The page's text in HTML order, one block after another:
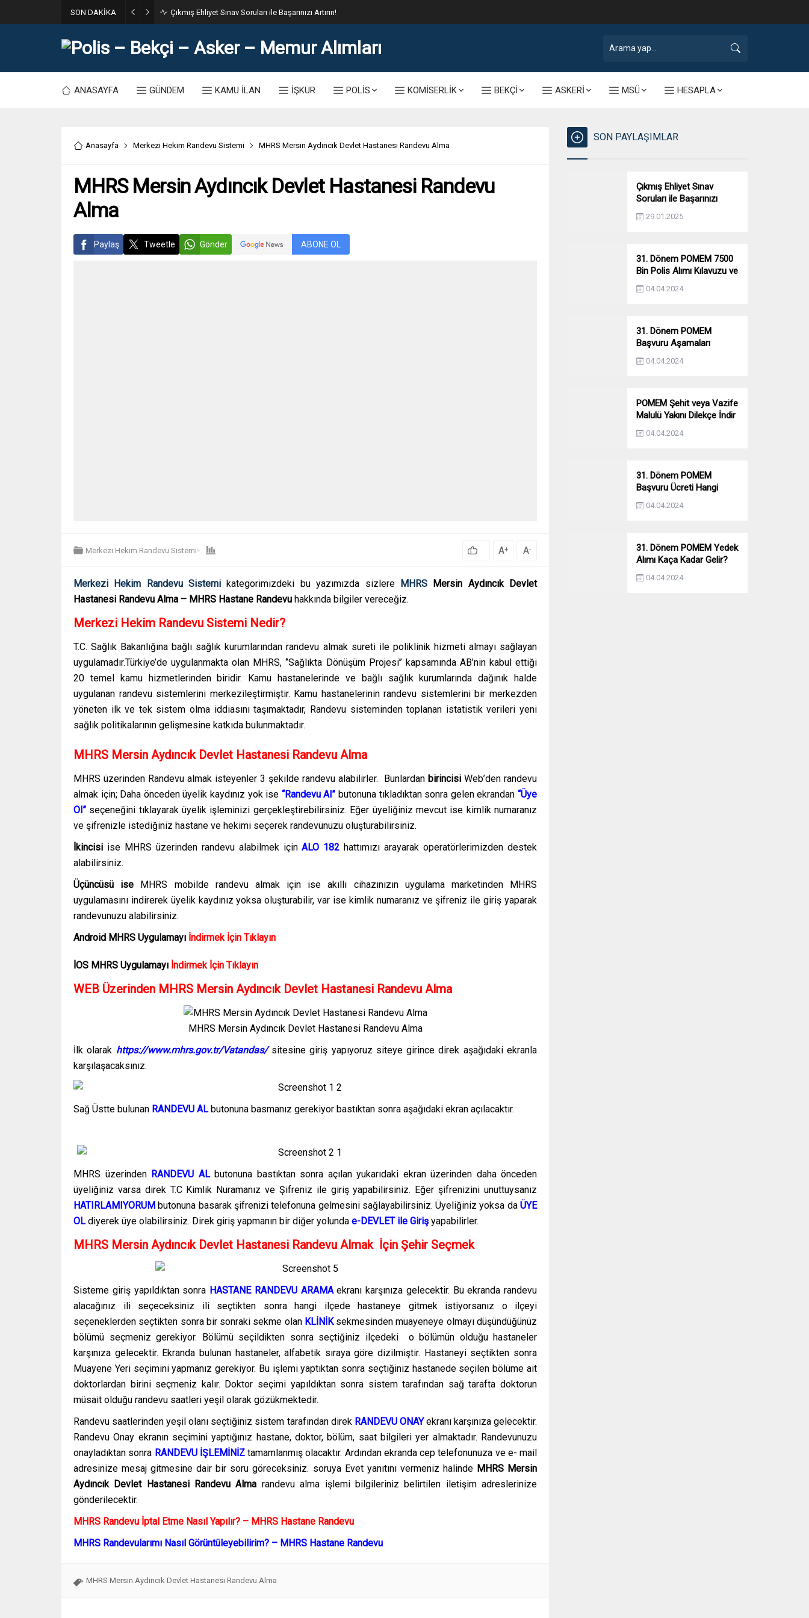
SON DAKİKA 31. Dönem POMEM 7500 Bin Polis Alımı Kılavuzu ve Başvuru Ekranı
ANASAYFA GÜNDEM KAMU İLAN İŞKUR POLİS KOMİSERLİK BEKÇİ ASKERİ MSÜ HESAPLA
Anasayfa Merkezi Hekim Randevu Sistemi MHRS Mersin Aydıncık Devlet Hastanesi Randevu Alma
MHRS Mersin Aydıncık Devlet Hastanesi Randevu
Alma
Paylaş Tweetle Gönder ABONE OL
Merkezi Hekim Randevu Sistemi A+ A-
Merkezi Hekim Randevu Sistemi kategorimizdeki bu yazımızda sizlere MHRSMersin Aydıncık Devlet
Hastanesi Randevu Alma – MHRS Hastane Randevu hakkında bilgiler vereceğiz.
Merkezi Hekim Randevu Sistemi Nedir?
T.C. Sağlık Bakanlığına bağlı sağlık kurumlarından randevu almak sureti ile poliklinik hizmeti almayı sağlayan
uygulamadır.Türkiye’de uygulanmakta olan MHRS, ‘’Sağlıkta Dönüşüm Projesi’’ kapsamında AB’nin kabul ettiği
20 temel kamu hizmetlerinden biridir. Kamu hastanelerinde ve bağlı sağlık kurumlarında dağınık halde
uygulanan randevu sistemlerini merkezileştirmiştir. Kamu hastanelerinin randevu sistemlerini bir merkezden
yöneten ilk ve tek sistem olma iddiasını taşımaktadır, Randevu sisteminden toplanan istatistik verileri yeni
sağlık politikalarının gelişmesine katkıda bulunmaktadır.
MHRS Mersin Aydıncık Devlet Hastanesi Randevu Alma
MHRS üzerinden Randevu almak isteyenler 3 şekilde randevu alabilirler. Bunlardan birincisi Web’den randevu
almak için; Daha önceden üyelik kaydınız yok ise “Randevu Al” butonuna tıkladıktan sonra gelen ekrandan “Üye
Ol” seçeneğini tıklayarak üyelik işleminizi gerçekleştirebilirsiniz. Eğer üyeliğiniz mevcut ise kimlik numaranız
ve şifrenizle istediğiniz hastane ve hekimi seçerek randevunuzu oluşturabilirsiniz.
İkincisi ise MHRS üzerinden randevu alabilmek içinALO 182 hattımızı arayarak operatörlerimizden destek
alabilirsiniz.
Üçüncüsü ise MHRS mobilde randevu almak için ise akıllı cihazınızın uygulama marketinden MHRS
uygulamasını indirerek üyelik kaydınız yoksa oluşturabilir, var ise kimlik numaranız ve şifreniz ile giriş yaparak
randevunuzu alabilirsiniz.
Android MHRS Uygulamayı İndirmek İçin Tıklayın
İOS MHRS Uygulamayı İndirmek İçin Tıklayın
WEB Üzerinden MHRS Mersin Aydıncık Devlet Hastanesi Randevu Alma
MHRS Mersin Aydıncık Devlet Hastanesi Randevu Alma
İlk olarak https://www.mhrs.gov.tr/Vatandas/ sitesine giriş yapıyoruz siteye girince direk aşağıdaki ekranla
karşılaşacaksınız.
Sağ Üstte bulunan RANDEVU ALbutonuna basmanız gerekiyor bastıktan sonra aşağıdaki ekran açılacaktır.
MHRS üzerinden RANDEVU ALbutonuna bastıktan sonra açılan yukarıdaki ekran üzerinden daha önceden
üyeliğiniz varsa direk T.C Kimlik Nuramanız ve Şifreniz ile giriş yapabilirsiniz. Eğer şifrenizini unuttuysanız
HATIRLAMIYORUM butonuna basarak şifrenizi telefonuna gelmesini sağlayabilirsiniz. Üyeliğiniz yoksa da ÜYE
OL diyerek üye olabilirsiniz. Direk giriş yapmanın bir diğer yolunda e-DEVLET ile Giriş yapabilirler.
MHRS Mersin Aydıncık Devlet Hastanesi Randevu Almak İçin Şehir Seçmek
Sisteme giriş yapıldıktan sonra HASTANE RANDEVU ARAMA ekranı karşınıza gelecektir. Bu ekranda randevu
alacağınız ili seçeceksiniz ili seçtikten sonra hangi ilçede hastaneye gitmek istiyorsanız o ilçeyi
seçeneklerden seçtikten sonra bir sonraki sekme olan KLİNİK sekmesinden muayeneye olmayı düşündüğünüz
bölümü seçmeniz gerekiyor. Bölümü seçildikten sonra seçtiğiniz ilçedeki o bölümün olduğu hastaneler
karşınıza gelecektir. Ekranda bulunan hastaneler, alfabetik sıraya göre dizilmiştir. Hastaneyi seçtikten sonra
Muayene Yeri seçimini yapmanız gerekiyor. Bu işlemi yaptıktan sonra seçtiğiniz hastanede seçilen bölüme ait
doktorlardan birini seçmeniz kalır. Doktor seçimi yapıldıktan sonra sistem tarafından sağ tarafta doktorun
müsait olduğu randevu saatleri yeşil olarak gözükmektedir.
Randevu saatlerinden yeşil olanı seçtiğiniz sistem tarafından direk RANDEVU ONAYekranı karşınıza gelecektir.
Randevu Onay ekranın seçimini yaptığınız hastane, doktor, bölüm, saat bilgileri yer almaktadır. Randevunuzu
onayladıktan sonra RANDEVU İŞLEMİNİZtamamlanmış olacaktır. Ardından ekranda cep telefonunuza ve e- mail
adresinize mesaj gitmesine dair bir soru göreceksiniz. soruya Evet yanıtını vermeniz halindeMHRS Mersin
Aydıncık Devlet Hastanesi Randevu Alma randevu alma işlemi bilgileriniz belirtilen iletişim adreslerinize
gönderilecektir.
MHRS Randevu İptal Etme Nasıl Yapılır? – MHRS Hastane Randevu
MHRS Randevularımı Nasıl Görüntüleyebilirim? – MHRS Hastane Randevu
MHRS Mersin Aydıncık Devlet Hastanesi Randevu Alma
SON PAYLAŞIMLAR
Çıkmış Ehliyet Sınav
Soruları ile Başarınızı
Artırın!
29.01.2025
31. Dönem POMEM 7500
Bin Polis Alımı Kılavuzu ve
Başvuru Ekranı
04.04.2024
31. Dönem POMEM
Başvuru Aşamaları
Nelerdir? Ön Sağlık –
Parkur – Mülakat
04.04.2024
POMEM Şehit veya Vazife
Malulü Yakını Dilekçe İndir
04.04.2024
31. Dönem POMEM
Başvuru Ücreti Hangi
Bankaya Yatırılacak?
04.04.2024
31. Dönem POMEM Yedek
Alımı Kaça Kadar Gelir?
Yıllara Göre Yedek Alımı
04.04.2024